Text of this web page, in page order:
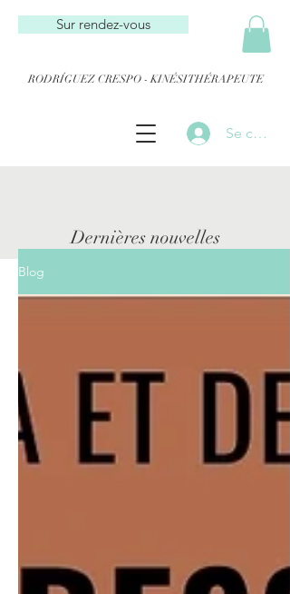
RODRÍGUEZ CRESPO - KINÉSITHÉRAPEUTE
Sur rendez-vous
Se
Dernières nouvelles
Blog